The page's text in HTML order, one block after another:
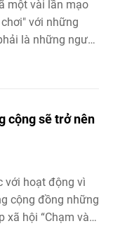
một vài lần mạo
với những
là những người
cộng sẽ trở nên
với hoạt động vì
cộng đồng những
xã hội “Chạm vào